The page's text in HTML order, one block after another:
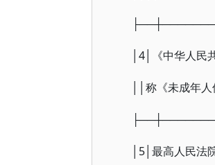
│4│《中华人
││称《未成年
│5│最高人民